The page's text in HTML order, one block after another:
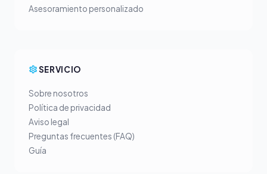
Asesoramiento personalizado
SERVICIO
Sobre nosotros
Política de privacidad
Aviso legal
Preguntas frecuentes (FAQ)
Guía